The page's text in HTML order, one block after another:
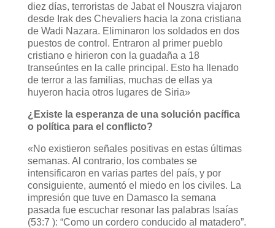
diez días, terroristas de Jabat el Nouszra viajaron
desde Irak des Chevaliers hacia la zona cristiana
de Wadi Nazara. Eliminaron los soldados en dos
puestos de control. Entraron al primer pueblo
cristiano e hirieron con la guadaña a 18
transeúntes en la calle principal. Esto ha llenado
de terror a las familias, muchas de ellas ya
huyeron hacia otros lugares de Siria»
¿Existe la esperanza de una solución pacífica
o política para el conflicto?
«No existieron señales positivas en estas últimas
semanas. Al contrario, los combates se
intensificaron en varias partes del país, y por
consiguiente, aumentó el miedo en los civiles. La
impresión que tuve en Damasco la semana
pasada fue escuchar resonar las palabras Isaías
(53:7 ): “Como un cordero conducido al matadero”.